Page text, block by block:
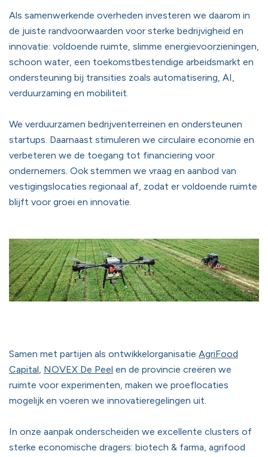
Als samenwerkende overheden investeren we daarom in
de juiste randvoorwaarden voor sterke bedrijvigheid en
innovatie: voldoende ruimte, slimme energievoorzieningen,
schoon water, een toekomstbestendige arbeidsmarkt en
ondersteuning bij transities zoals automatisering, AI,
verduurzaming en mobiliteit.
We verduurzamen bedrijventerreinen en ondersteunen
startups. Daarnaast stimuleren we circulaire economie en
verbeteren we de toegang tot financiering voor
ondernemers. Ook stemmen we vraag en aanbod van
vestigingslocaties regionaal af, zodat er voldoende ruimte
blijft voor groei en innovatie.
Samen met partijen als ontwikkelorganisatie AgriFood
Capital NOVEX De Peel en de provincie creëren we
ruimte voor experimenten, maken we proeflocaties
mogelijk en voeren we innovatieregelingen uit.
In onze aanpak onderscheiden we excellente clusters of
sterke economische dragers: biotech & farma, agrifood